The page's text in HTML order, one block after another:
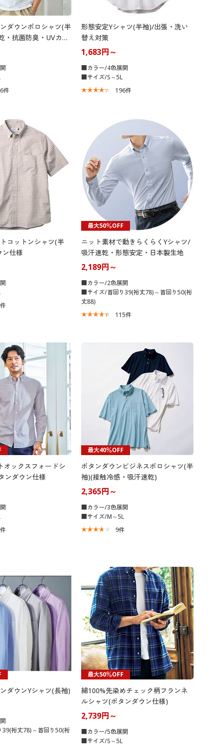
ダウンポロシャツ(半
・抗菌防臭・UVカッ
件
形態安定Yシャツ(半袖)/出張・洗い
替え対策
1,683円～
■カラー/4色展開
■サイズ/S～5L
196件
コットンシャツ(半
ン仕様
件
最大50％OFF
ニット素材で動きらくらくYシャツ/
吸汗速乾・形態安定・日本製生地
2,189円～
■カラー/2色展開
■サイズ/首回り39(裄丈78)～首回り50(裄
丈88)
115件
オックスフォードシ
ンダウン仕様
件
最大40％OFF
ボタンダウンビジネスポロシャツ(半
袖)(接触冷感・吸汗速乾)
2,365円～
■カラー/3色展開
■サイズ/M～5L
9件
ダウンYシャツ(長袖)
裄丈78)～首回り50(裄
最大50％OFF
綿100%先染めチェック柄フランネ
ルシャツ(ボタンダウン仕様)
2,739円～
■カラー/5色展開
■サイズ/S～5L